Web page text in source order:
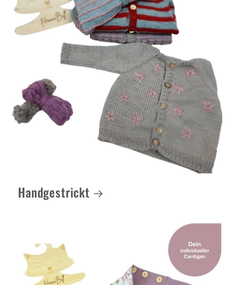
Handgestrickt